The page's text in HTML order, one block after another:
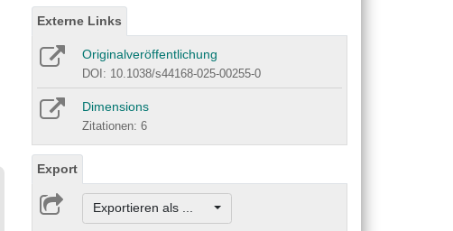
Externe Links
Originalveröffentlichung
DOI: 10.1038/s44168-025-00255-0
Dimensions
Zitationen: 6
Export
Exportieren als ...